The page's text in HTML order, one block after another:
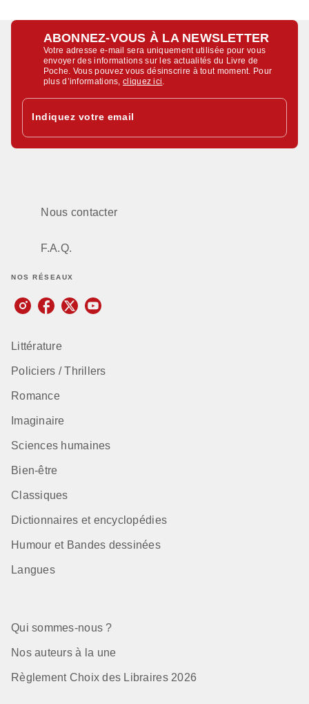
ABONNEZ-VOUS À LA NEWSLETTER
Votre adresse e-mail sera uniquement utilisée pour vous
envoyer des informations sur les actualités du Livre de
Poche. Vous pouvez vous désinscrire à tout moment. Pour
plus d’informations,cliquez ici
Indiquez votre email
Nous contacter
F.A.Q.
NOS RÉSEAUX
Littérature
Policiers / Thrillers
Romance
Imaginaire
Sciences humaines
Bien-être
Classiques
Dictionnaires et encyclopédies
Humour et Bandes dessinées
Langues
Qui sommes-nous ?
Nos auteurs à la une
Règlement Choix des Libraires 2026